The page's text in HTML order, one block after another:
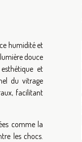
humidité et
douce
et
du vitrage
facilitant
comme la
les chocs.